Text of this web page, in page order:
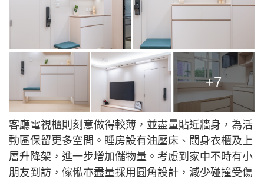
+7
客廳電視櫃則刻意做得較薄，並盡量貼近牆身，為活
動區保留更多空間。睡房設有油壓床、闊身衣櫃及上
層升降架，進一步增加儲物量。考慮到家中不時有小
朋友到訪，傢俬亦盡量採用圓角設計，減少碰撞受傷